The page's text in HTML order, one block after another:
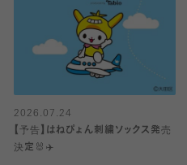
2026.07.24
【予告】はねぴょん刺繍ソックス発売
決定🐰✈️